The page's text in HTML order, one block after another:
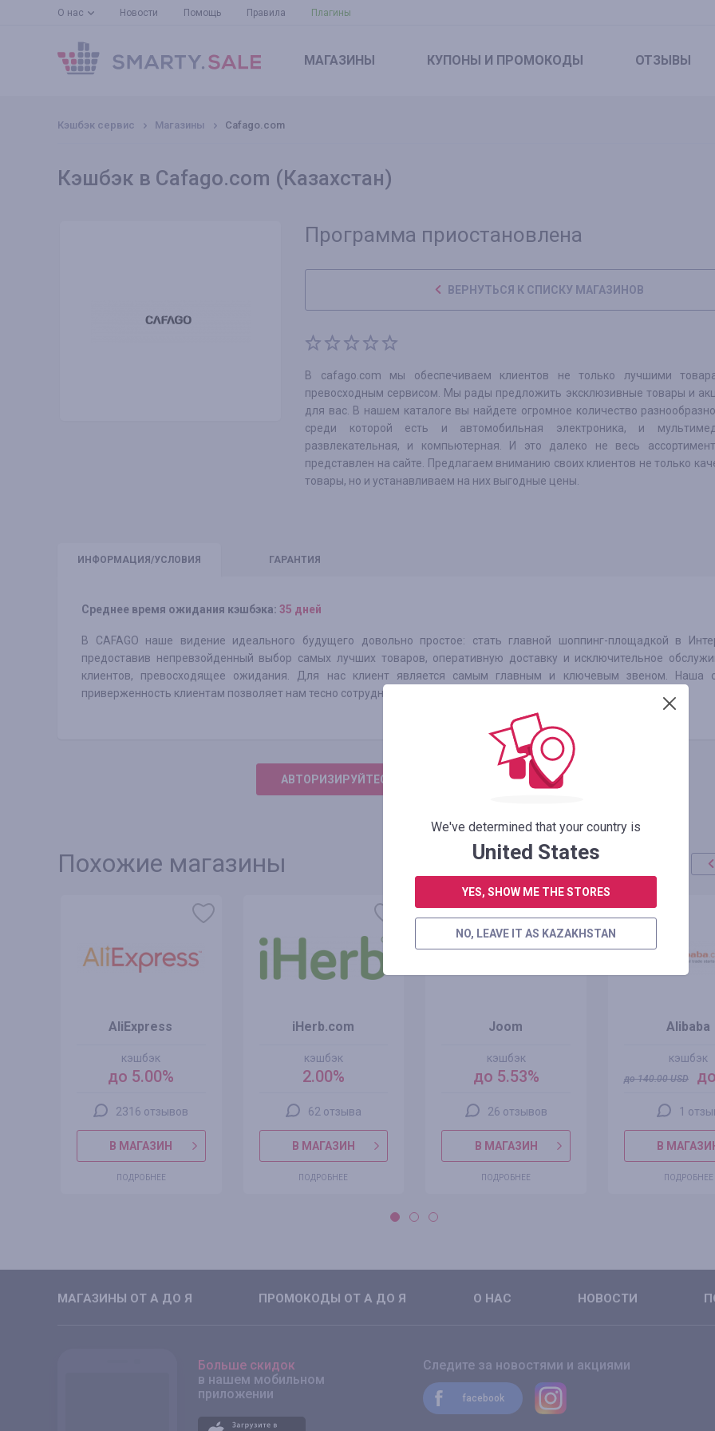
О нас Новости Помощь Правила Плагины
МАГАЗИНЫ КУПОНЫ И ПРОМОКОДЫ ОТЗЫВЫ
Кэшбэк сервис Магазины Cafago.com
Кэшбэк в Cafago.com (Казахстан)
Программа приостановлена
ВЕРНУТЬСЯ К СПИСКУ МАГАЗИНОВ
В cafago.com мы обеспечиваем клиентов не только лучшими
превосходным сервисом. Мы рады предложить эксклюзивные товары и
для вас. В нашем каталоге вы найдете огромное количество
среди которой есть и автомобильная электроника, и
развлекательная, и компьютерная. И это далеко не весь
представлен на сайте. Предлагаем вниманию своих клиентов не только
товары, но и устанавливаем на них выгодные цены.
ИНФО РМАЦИЯ/УСЛОВИЯ ГАРАНТИЯ
Среднее время ожидания кэшбэка: 35 дней
В CAFAGO наше видение идеального будущего довольно простое: стать главной шоппинг-площадкой в
предоставив непревзойденный выбор самых лучших товаров, оперативную доставку и исключительное
клиентов, превосходящее ожидания. Для нас клиент является самым главным и ключевым звеном. Наша
приверженность клиентам позволяет нам тесно сотрудничать с каждым из вас.
АВТОРИЗИРУЙТЕСЬ, ЧТОБЫ ОСТАВИТЬ ОТЗЫВ
Похожие магазины
AliExpress
кэшбэк
до 5.00%
2316 отзывов
В МАГАЗИН
ПОДРОБНЕЕ
iHerb.com
кэшбэк
2.00%
62 отзыва
В МАГАЗИН
ПОДРОБНЕЕ
Joom
кэшбэк
до 5.53%
26 отзывов
В МАГАЗИН
ПОДРОБНЕЕ
акция
+100%
Alibaba
кэшбэк
до140.00USD
1
В
ПОДРОБНЕЕ
МАГАЗИНЫ ОТ А ДО Я ПРОМОКОДЫ ОТ А ДО Я О НАС НОВОСТИ
Больше скидок
в нашем мобильном
приложении
Следите за новостями и акциями
facebook
We've determined that your country is
United States
YES, SHOW ME THE STORES
NO, LEAVE IT AS KAZAKHSTAN